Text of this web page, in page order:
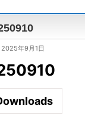
年9月1日